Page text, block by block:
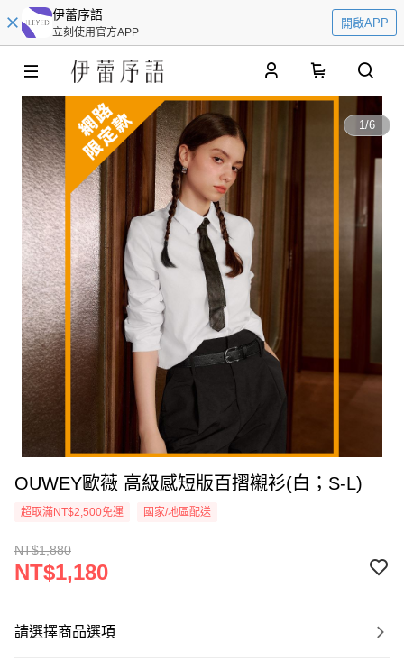
伊蕾序語
立刻使用官方APP
開啟APP
1/6
OUWEY歐薇 高級感短版百摺襯衫(白；S-L)
超取滿NT$2,500免運 國家/地區配送
NT$1,880
NT$1,180
請選擇商品選項